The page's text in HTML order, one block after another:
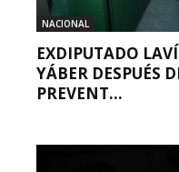
NACIONAL
EXDIPUTADO
YÁBER DESPUÉS
PREVENT...